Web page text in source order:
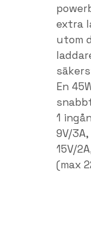
extra
utom
En
1
9V/3A,
15V/
(max